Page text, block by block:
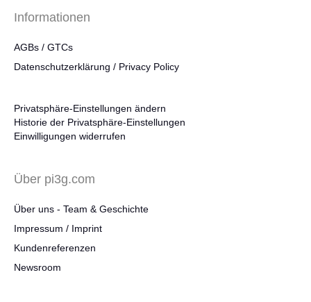
Informationen
AGBs / GTCs
Datenschutzerklärung / Privacy Policy
Privatsphäre-Einstellungen ändern
Historie der Privatsphäre-Einstellungen
Einwilligungen widerrufen
Über pi3g.com
Über uns - Team & Geschichte
Impressum / Imprint
Kundenreferenzen
Newsroom